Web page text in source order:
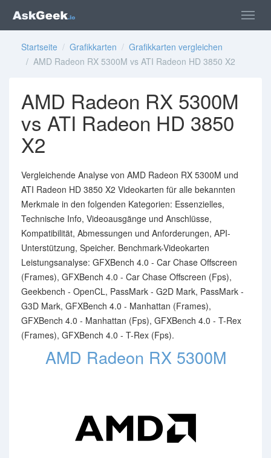
Startseite / Grafikkarten / Grafikkarten vergleichen
/ AMD Radeon RX 5300M vs ATI Radeon HD 3850 X2
AMD Radeon RX 5300M
vs ATI Radeon HD 3850
X2
Vergleichende Analyse von AMD Radeon RX 5300M und
ATI Radeon HD 3850 X2 Videokarten für alle bekannten
Merkmale in den folgenden Kategorien: Essenzielles,
Technische Info, Videoausgänge und Anschlüsse,
Kompatibilität, Abmessungen und Anforderungen, API-
Unterstützung, Speicher. Benchmark-Videokarten
Leistungsanalyse: GFXBench 4.0 - Car Chase Offscreen
(Frames), GFXBench 4.0 - Car Chase Offscreen (Fps),
Geekbench - OpenCL, PassMark - G2D Mark, PassMark -
G3D Mark, GFXBench 4.0 - Manhattan (Frames),
GFXBench 4.0 - Manhattan (Fps), GFXBench 4.0 - T-Rex
(Frames), GFXBench 4.0 - T-Rex (Fps).
AMD Radeon RX 5300M